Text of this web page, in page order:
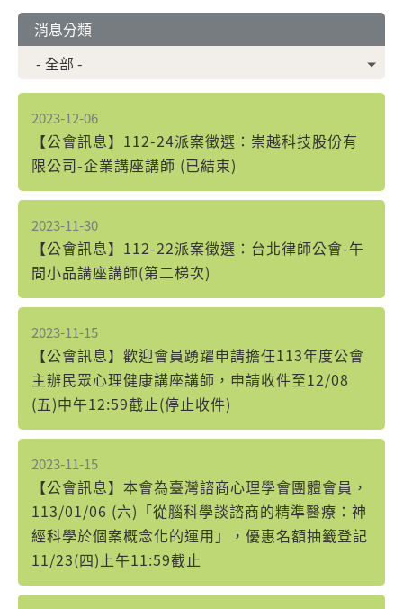
登入 申請入會
搜尋
消息分類
2023-12-06
【公會訊息】112-24派案徵選：崇越科技股份有
限公司-企業講座講師 (已結束)
2023-11-30
【公會訊息】112-22派案徵選：台北律師公會-午
間小品講座講師(第二梯次)
2023-11-15
【公會訊息】歡迎會員踴躍申請擔任113年度公會
主辦民眾心理健康講座講師，申請收件至12/08
(五)中午12:59截止(停止收件)
2023-11-15
【公會訊息】本會為臺灣諮商心理學會團體會員，
113/01/06 (六)「從腦科學談諮商的精準醫療：神
經科學於個案概念化的運用」，優惠名額抽籤登記
11/23(四)上午11:59截止